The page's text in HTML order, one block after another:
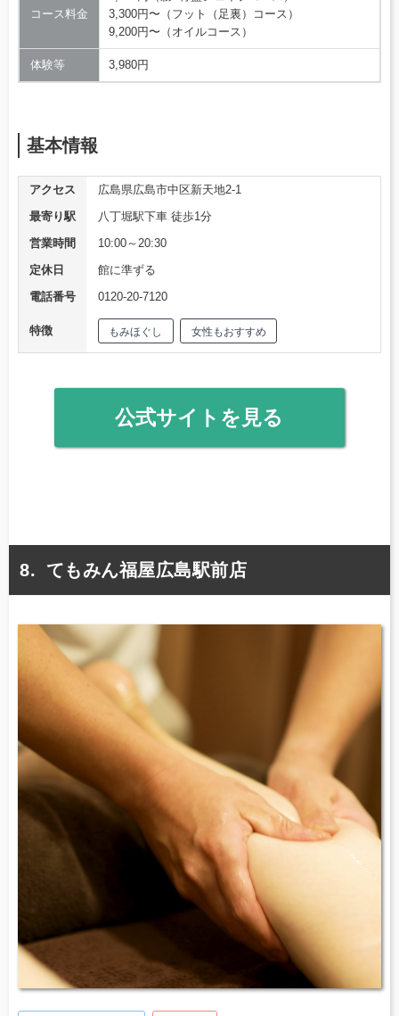
コース料金
3,300円〜（フット（足裏）コース）
9,200円〜（オイルコース）
体験等 3,980円
基本情報
アクセス
広島県広島市中区新天地2-1
最寄り駅
八丁堀駅下車 徒歩1分
営業時間
10:00～20:30
定休日
館に準ずる
電話番号
0120-20-7120
特徴 もみほぐし 女性もおすすめ
公式サイトを見る
てもみん福屋広島駅前店